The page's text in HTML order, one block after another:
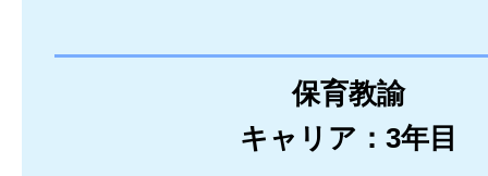
保育教諭
キャリア：3年目